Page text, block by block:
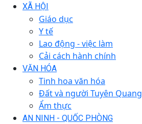
XÃ HỘI
Giáo dục
Y tế
Lao động - việc làm
Cải cách hành chính
VĂN HÓA
Tinh hoa văn hóa
Đất và người Tuyên Quang
Ẩm thực
AN NINH - QUỐC PHÒNG